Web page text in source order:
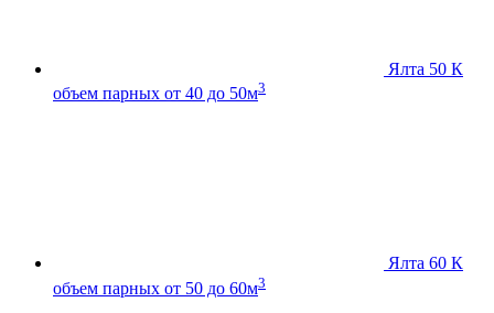
Ялта 50 К
объем парных от 40 до 50м3
Ялта 60 К
объем парных от 50 до 60м3